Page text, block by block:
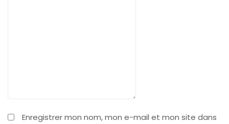
Enregistrer mon nom, mon e-mail et mon site dans